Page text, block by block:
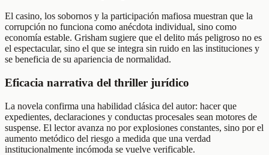
El casino, los sobornos y la participación mafiosa muestran que la
corrupción no funciona como anécdota individual, sino como
economía estable. Grisham sugiere que el delito más peligroso no es
el espectacular, sino el que se integra sin ruido en las instituciones y
se beneficia de su apariencia de normalidad.
Eficacia narrativa del thriller jurídico
La novela confirma una habilidad clásica del autor: hacer que
expedientes, declaraciones y conductas procesales sean motores de
suspense. El lector avanza no por explosiones constantes, sino por el
aumento metódico del riesgo a medida que una verdad
institucionalmente incómoda se vuelve verificable.